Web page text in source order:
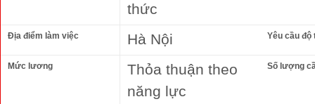
thức
Địa điểm làm việc Hà Nội Yêu cầu độ
Mức lương
Thỏa thuận theo
năng lực
Số lượng